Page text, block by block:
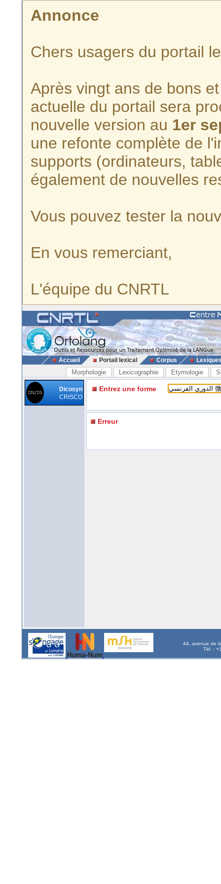
Annonce
Chers usagers du portail
Après vingt ans de bons
actuelle du portail sera
nouvelle version au 1er
une refonte complète de
supports (ordinateurs,
également de nouvelles
Vous pouvez tester la
En vous remerciant,
L'équipe du CNRTL
Accueil Portail lexical Corpus
Morphologie Lexicographie Etymologie
Dicosyn
CRISCO
Entrez une forme
Erreur
44, avenue de
Tél. :